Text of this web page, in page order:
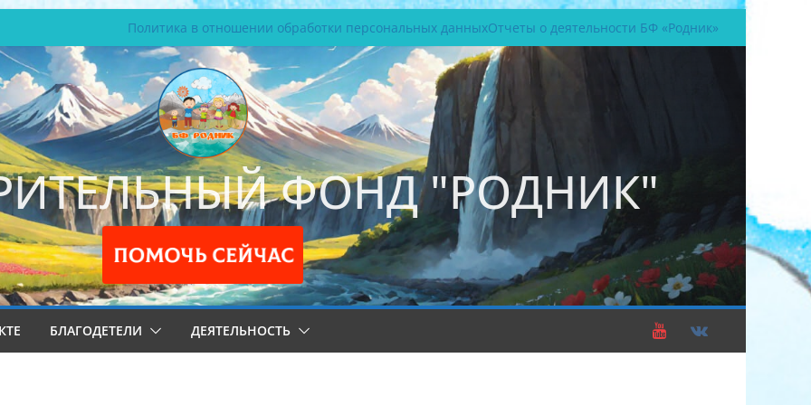
Политика в отношении обработки персональных данныхОтчеты о деятельности БФ «Родник»
ФОНД "РОДНИК"
БЛАГОДЕТЕЛИ ДЕЯТЕЛЬНОСТЬ